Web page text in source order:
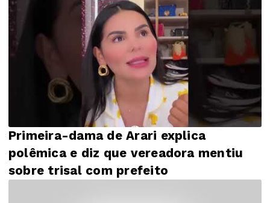
Primeira-dama de Arari explica
polêmica e diz que vereadora mentiu
sobre trisal com prefeito